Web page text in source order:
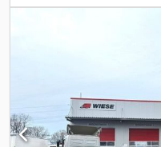
încărcare:30 m³, lățime
înmatriculare: 01/2023
la primul proprietar
inoxidabil, lustruit Axe BPW
Dcjdpfxezkybms Al Dsk Axa
de sprijin cu manivelă, din
385/65 R 22.5, adâncime